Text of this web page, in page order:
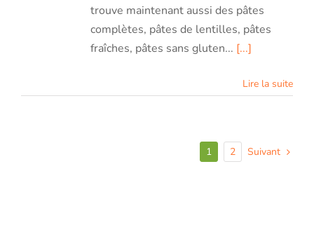
trouve maintenant aussi des pâtes
complètes, pâtes de lentilles, pâtes
fraîches, pâtes sans gluten... [...]
Lire la suite
1 2 Suivant